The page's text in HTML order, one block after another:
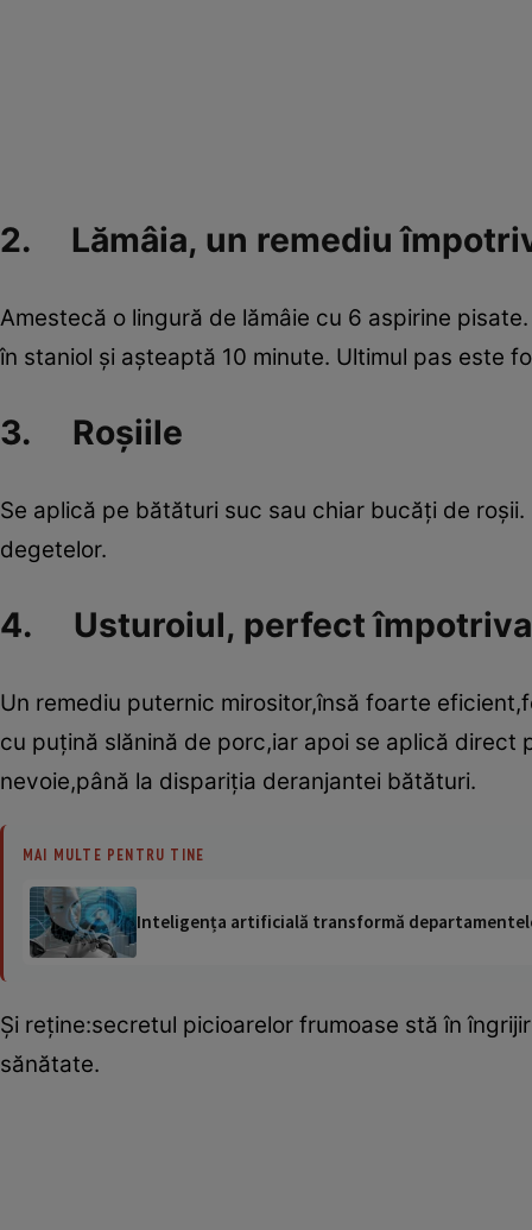
2. Lămâia, un remediu
Amestecă o lingură de lămâie cu 6 aspirine
în staniol şi aşteaptă 10 minute. Ultimul pas este
3. Roşiile
Se aplică pe bătături suc sau chiar bucăţi de
degetelor.
4. Usturoiul, perfect împotriva
Un remediu puternic mirositor,însă foarte
cu puţină slănină de porc,iar apoi se aplică
nevoie,până la dispariţia deranjantei bătături.
MAI MULTE PENTRU TINE
Inteligența artificială transformă
Şi reţine:secretul picioarelor frumoase stă în
sănătate.